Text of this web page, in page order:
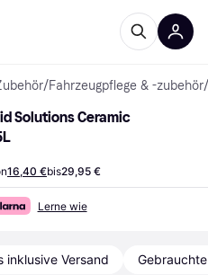
/Fahrzeugpflege & -zubehör/
Solutions Ceramic
16,40 €bis29,95 €
Lerne wie
inklusive Versand